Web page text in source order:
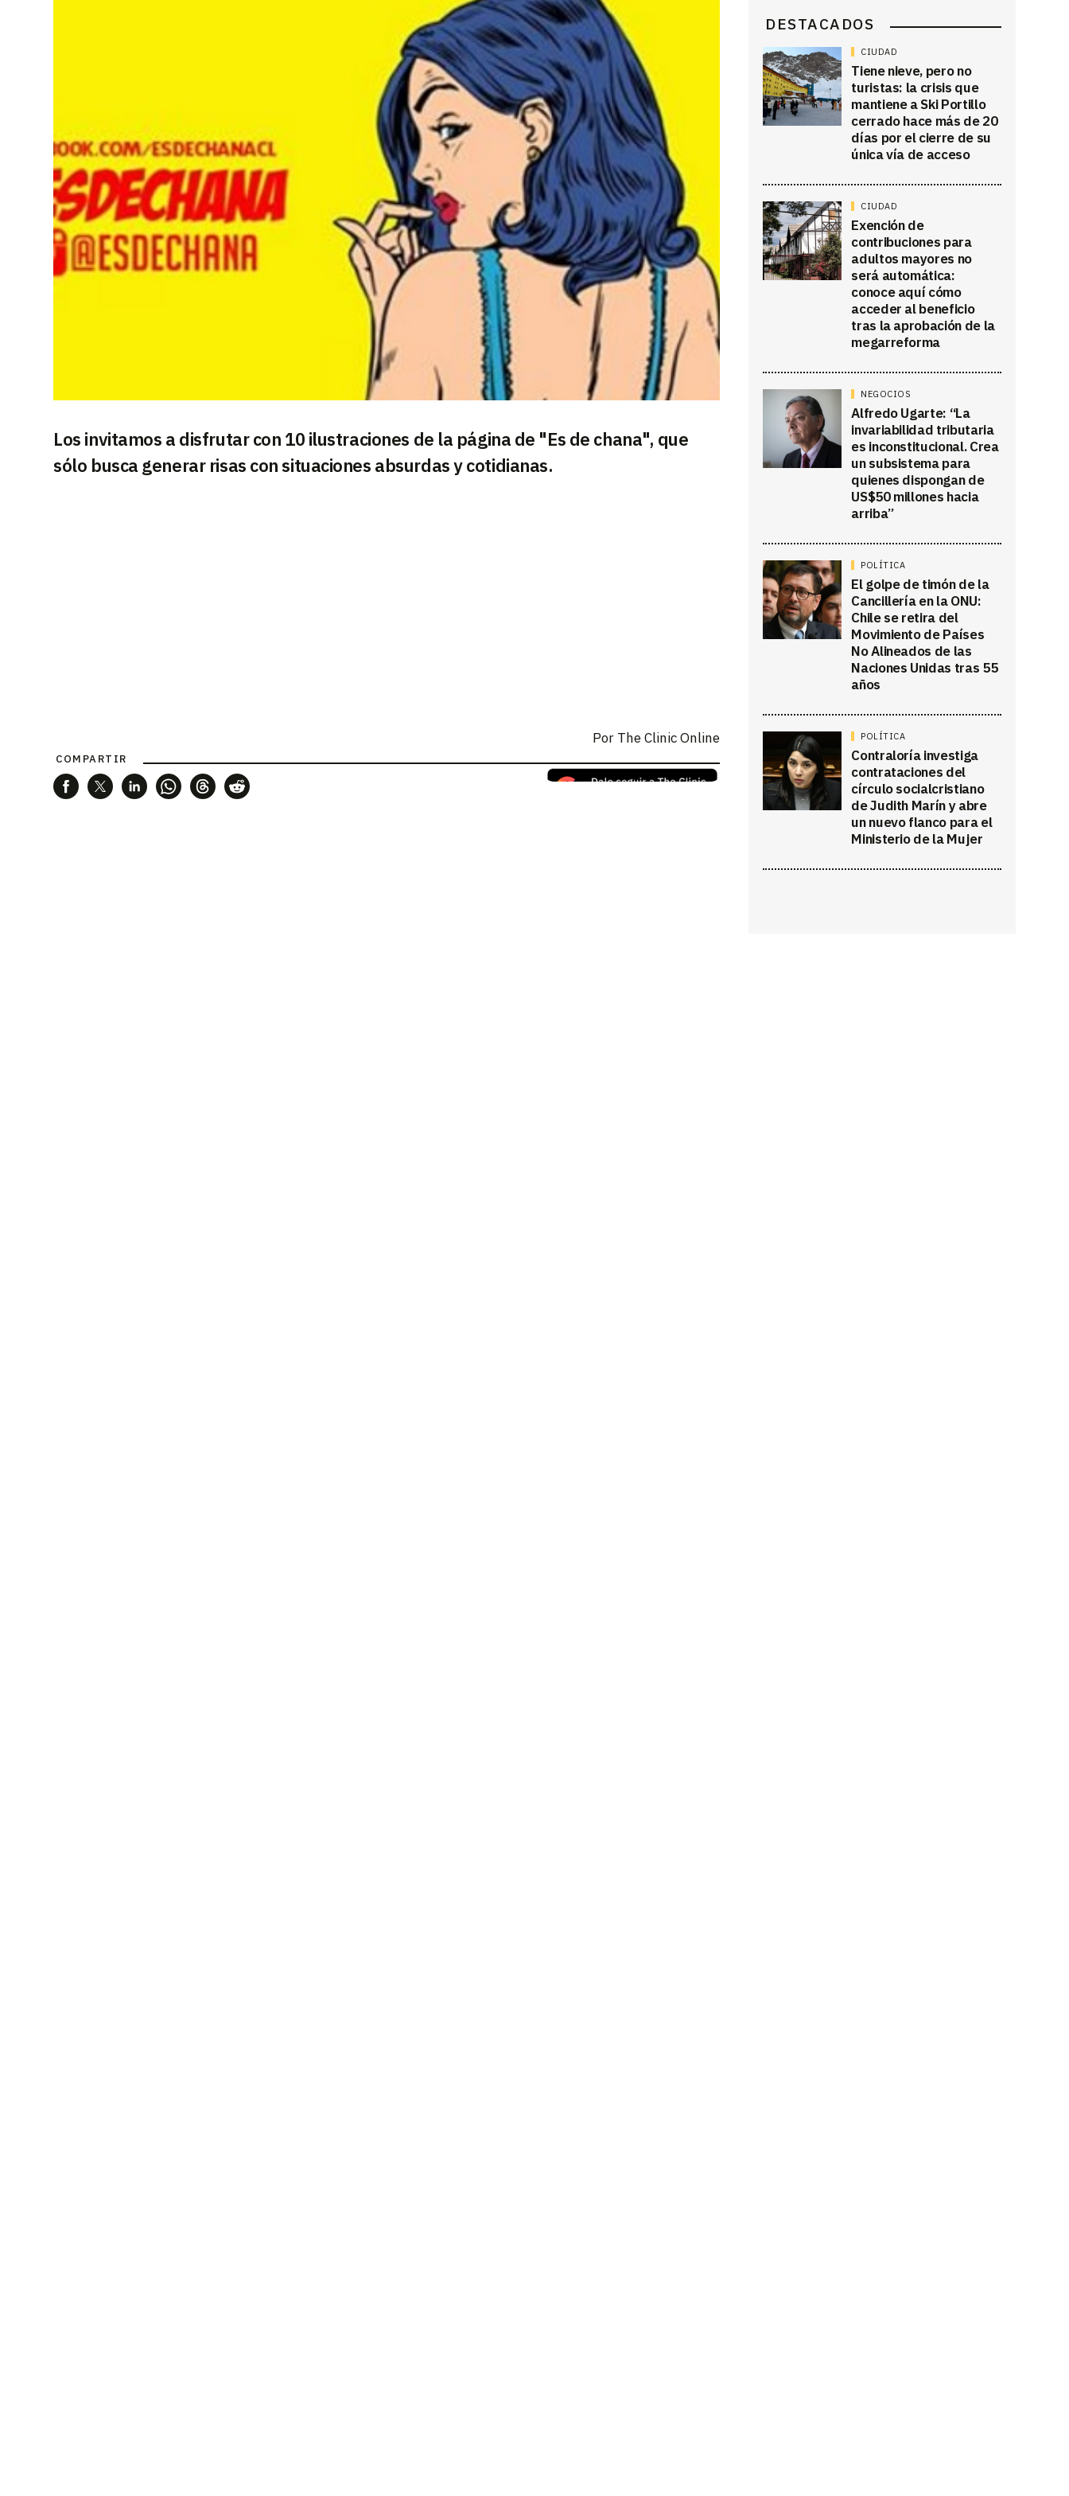
Los invitamos a disfrutar con 10 ilustraciones de la página de "Es de chana", que
sólo busca generar risas con situaciones absurdas y cotidianas.
Por The Clinic Online
COMPARTIR
DESTACADOS
CIUDAD
Tiene nieve, pero no
turistas: la crisis que
mantiene a Ski Portillo
cerrado hace más de 20
días por el cierre de su
única vía de acceso
CIUDAD
Exención de
contribuciones para
adultos mayores no
será automática:
conoce aquí cómo
acceder al beneficio
tras la aprobación de la
megarreforma
NEGOCIOS
Alfredo Ugarte: “La
invariabilidad tributaria
es inconstitucional. Crea
un subsistema para
quienes dispongan de
US$50 millones hacia
arriba”
POLÍTICA
El golpe de timón de la
Cancillería en la ONU:
Chile se retira del
Movimiento de Países
No Alineados de las
Naciones Unidas tras 55
años
POLÍTICA
Contraloría investiga
contrataciones del
círculo socialcristiano
de Judith Marín y abre
un nuevo flanco para el
Ministerio de la Mujer